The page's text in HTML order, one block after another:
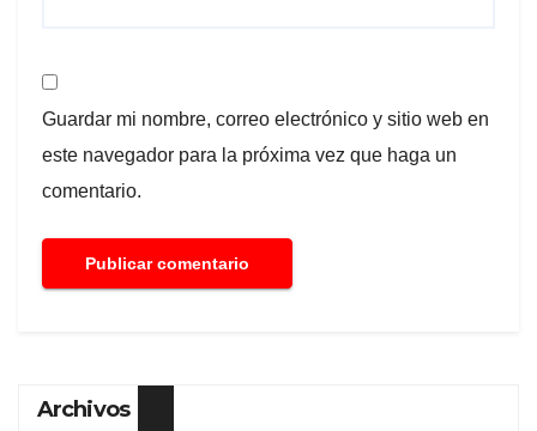
Guardar mi nombre, correo electrónico y sitio web en
este navegador para la próxima vez que haga un
comentario.
Archivos